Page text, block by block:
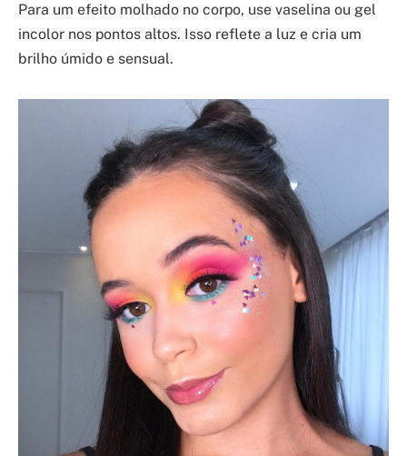
Para um efeito molhado no corpo, use vaselina ou gel
incolor nos pontos altos. Isso reflete a luz e cria um
brilho úmido e sensual.